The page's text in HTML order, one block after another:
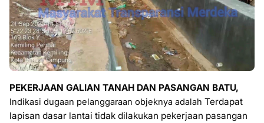
PEKERJAAN GALIAN TANAH DAN PASANGAN BATU,
Indikasi dugaan pelanggaraan objeknya adalah Terdapat
lapisan dasar lantai tidak dilakukan pekerjaan pasangan